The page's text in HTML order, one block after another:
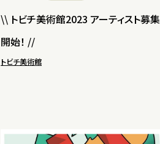
\\ トビチ美術館2023 アーティスト募集
開始！ //
トビチ美術館